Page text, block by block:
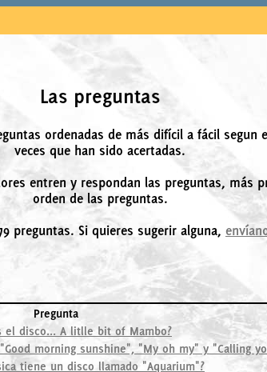
Las preguntas
ordenadas de más difícil a fácil segun
veces que han sido acertadas.
entren y respondan las preguntas, más
orden de las preguntas.
preguntas. Si quieres sugerir alguna,
Pregunta
el disco... A litlle bit of Mambo?
morning sunshine", "My oh my" y "Calling
tiene un disco llamado "Aquarium"?